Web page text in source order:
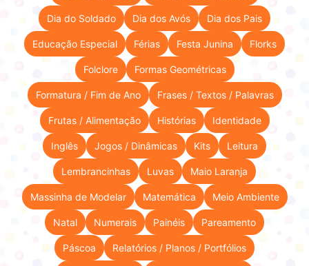
Dia do Soldado Dia dos Avós Dia dos Pais
Educação Especial Férias Festa Junina Florks
Folclore Formas Geométricas
Formatura / Fim de Ano Frases / Textos / Palavras
Frutas / Alimentação Histórias Identidade
Inglês Jogos / Dinâmicas Kits Leitura
Lembrancinhas Luvas Maio Laranja
Massinha de Modelar Matemática Meio Ambiente
Natal Numerais Painéis Pareamento
Páscoa Relatórios / Planos / Portfólios